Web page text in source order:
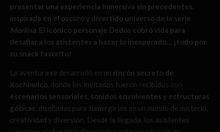
presentar una experiencia inmersiva sin precedentes,
inspirada en el oscuro y divertido universo de la serie
Merlina. El icónico personaje Dedos cobró vida para
desafiar a los asistentes a hacer lo inesperado… ¡todo por
su snack favorito!
La aventura se desarrolló en un rincón secreto de
Xochimilco , donde los invitados fueron recibidos con
escenarios sensoriales, sonidos envolventes y estructuras
góticas , diseñadas para sumergirlos en un mundo de misterio,
creatividad y diversión. Desde la llegada, los asistentes